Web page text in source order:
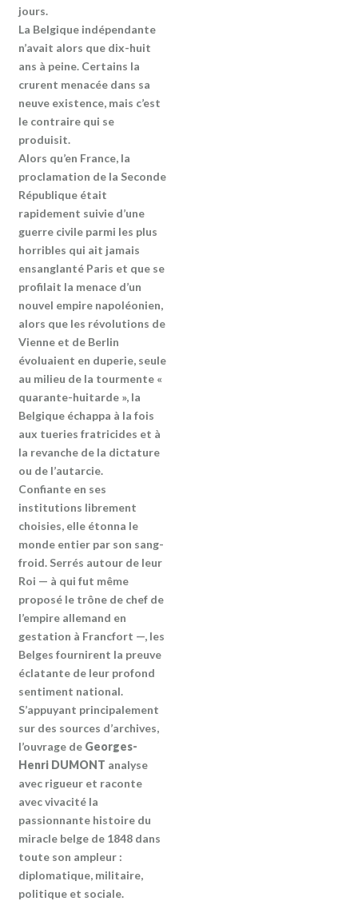
jours.
La Belgique indépendante
n’avait alors que dix-huit
ans à peine. Certains la
crurent menacée dans sa
neuve existence, mais c’est
le contraire qui se
produisit.
Alors qu’en France, la
proclamation de la Seconde
République était
rapidement suivie d’une
guerre civile parmi les plus
horribles qui ait jamais
ensanglanté Paris et que se
profilait la menace d’un
nouvel empire napoléonien,
alors que les révolutions de
Vienne et de Berlin
évoluaient en duperie, seule
au milieu de la tourmente «
quarante-huitarde », la
Belgique échappa à la fois
aux tueries fratricides et à
la revanche de la dictature
ou de l’autarcie.
Confiante en ses
institutions librement
choisies, elle étonna le
monde entier par son sang-
froid. Serrés autour de leur
Roi — à qui fut même
proposé le trône de chef de
l’empire allemand en
gestation à Francfort —, les
Belges fournirent la preuve
éclatante de leur profond
sentiment national.
S’appuyant principalement
sur des sources d’archives,
l’ouvrage de Georges-
Henri DUMONT analyse
avec rigueur et raconte
avec vivacité la
passionnante histoire du
miracle belge de 1848 dans
toute son ampleur :
diplomatique, militaire,
politique et sociale.